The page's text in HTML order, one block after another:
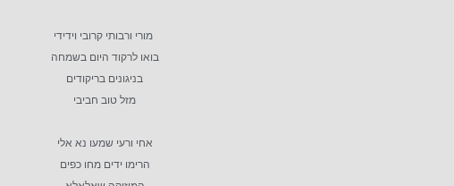
מורי ורבותי קרובי וידידי
בואו לרקוד היום בשמחה
בניגונים בריקודים
מזל טוב חביבי
אחי ורעי שמעו נא אלי
הרימו ידים מחו כפים